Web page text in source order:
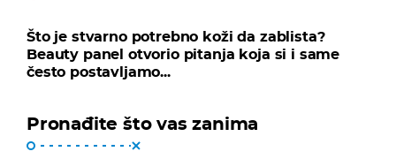
Što je stvarno potrebno koži da zablista?
Beauty panel otvorio pitanja koja si i same
često postavljamo...
Pronađite što vas zanima